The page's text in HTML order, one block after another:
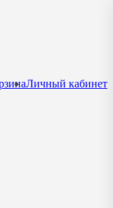
Личный кабинет